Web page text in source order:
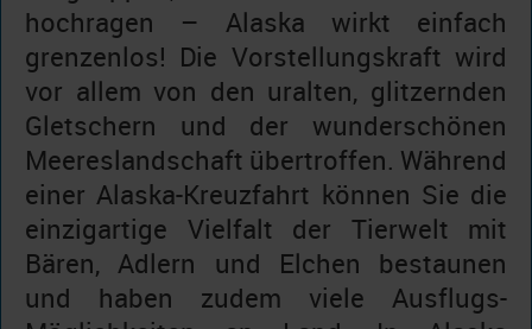
hochragen – Alaska wirkt einfach
grenzenlos! Die Vorstellungskraft wird
vor allem von den uralten, glitzernden
Gletschern und der wunderschönen
Meereslandschaft übertroffen. Während
einer Alaska-Kreuzfahrt können Sie die
einzigartige Vielfalt der Tierwelt mit
Bären, Adlern und Elchen bestaunen
und haben zudem viele Ausflugs-